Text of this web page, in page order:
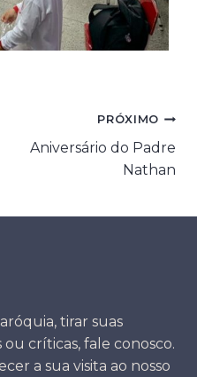
PRÓXIMO
Aniversário do Padre
Nathan
tirar suas
críticas, fale conosco.
a sua visita ao nosso